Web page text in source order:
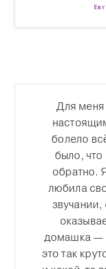
Для меня
болело
было,
обратно.
любила
звучании,
домашка —
это так